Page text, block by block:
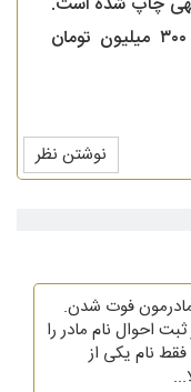
لطفا بنده را راهنمایی کنید. ایشان ۳۰۰ میلیون تومان
نوشتن نظر
مادرمون فوت شدن.
احوال نام مادر را
نام یکی از